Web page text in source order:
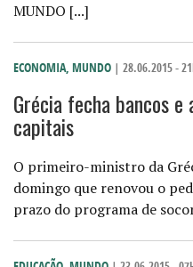
MUNDO [...]
ECONOMIA, MUNDO | 28.06.2015 -
Grécia fecha bancos
capitais
O primeiro-ministro da
domingo que renovou o
prazo do programa de